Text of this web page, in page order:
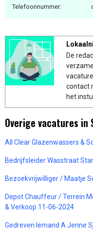
Telefoonnummer:
De
contact
het
Overige vacatures in
All Clear Glazenwassers &
Bedrijfsleider Wasstraat
Bezoekvrijwilliger / Maatje
Depot Chauffeur / Terrein
& Verkoop 11-06-2024
Gedreven Iemand A Jenne